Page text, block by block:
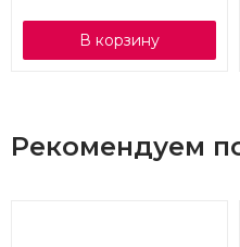
В корзину
Рекомендуем